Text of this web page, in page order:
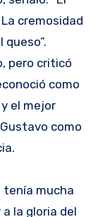
cremosidad
pero criticó
como
el mejor
como
tenía mucha
la gloria del